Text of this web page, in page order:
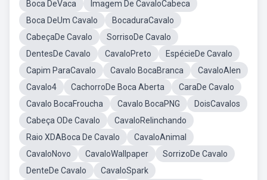
Boca DeVaca
Imagem De CavaloCabeca
Boca DeUm Cavalo
BocaduraCavalo
CabeçaDe Cavalo
SorrisoDe Cavalo
DentesDe Cavalo
CavaloPreto
EspécieDe Cavalo
Capim ParaCavalo
Cavalo BocaBranca
CavaloAlen
Cavalo4
CachorroDe Boca Aberta
CaraDe Cavalo
Cavalo BocaFroucha
Cavalo BocaPNG
DoisCavalos
Cabeça ODe Cavalo
CavaloRelinchando
Raio XDABoca De Cavalo
CavaloAnimal
CavaloNovo
CavaloWallpaper
SorrizoDe Cavalo
DenteDe Cavalo
CavaloSpark